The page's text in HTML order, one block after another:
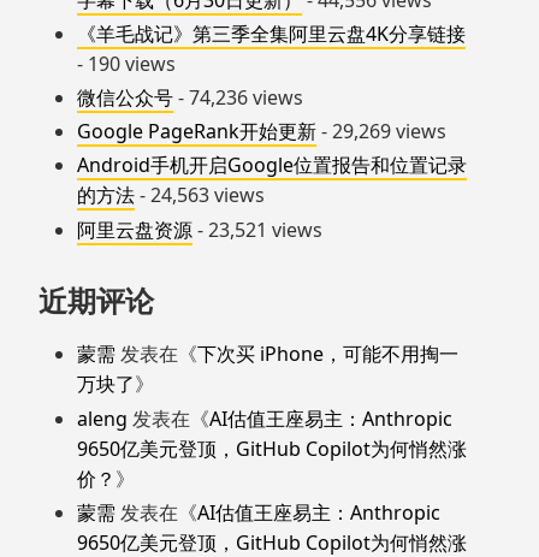
《羊毛战记》第三季全集阿里云盘4K分享链接
- 190 views
微信公众号- 74,236 views
Google PageRank开始更新- 29,269 views
Android手机开启Google位置报告和位置记录
的方法- 24,563 views
阿里云盘资源- 23,521 views
近期评论
蒙需 发表在《下次买 iPhone，可能不用掏一
万块了》
aleng 发表在《AI估值王座易主：Anthropic
9650亿美元登顶，GitHub Copilot为何悄然涨
价？ 》
蒙需 发表在《AI估值王座易主：Anthropic
9650亿美元登顶，GitHub Copilot为何悄然涨